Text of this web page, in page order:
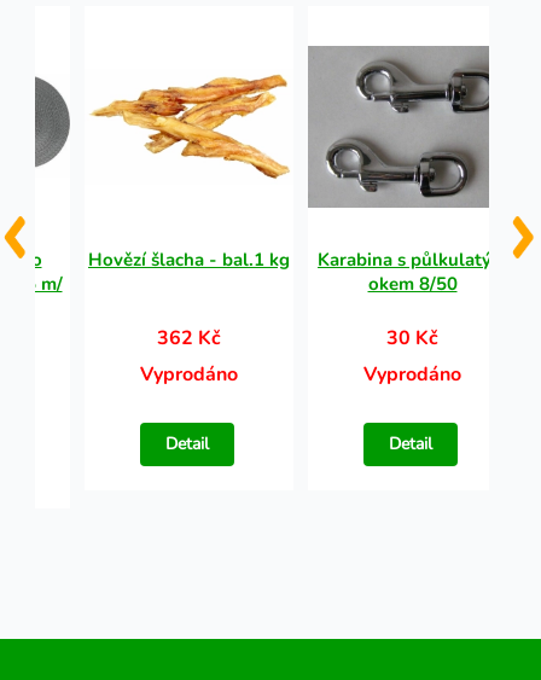
5 m/
Hovězí šlacha - bal.1 kg
362 Kč
Vyprodáno
Detail
Karabina s půlkulatým
okem 8/50
30 Kč
Vyprodáno
Detail